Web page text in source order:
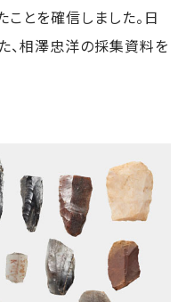
とを確信しました。日
、相澤忠洋の採集資料を